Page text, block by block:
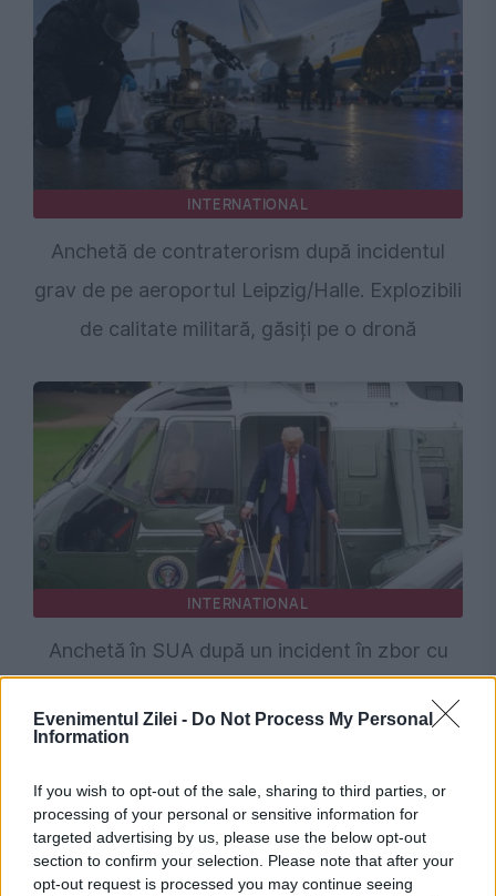
Evenimentul Zilei - Do Not Process My Personal
Information
If you wish to opt-out of the sale, sharing to third parties, or
processing of your personal or sensitive information for
targeted advertising by us, please use the below opt-out
section to confirm your selection. Please note that after your
opt-out request is processed you may continue seeing
INTERNATIONAL
Anchetă de contraterorism după incidentul
grav de pe aeroportul Leipzig/Halle. Explozibili
de calitate militară, găsiți pe o dronă
INTERNATIONAL
Anchetă în SUA după un incident în zbor cu
s-au apropiat periculos